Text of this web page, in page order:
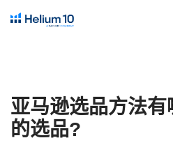
亚马逊选品方法
的选品?